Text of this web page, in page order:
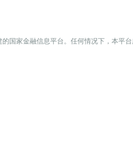
国家金融信息平台。任何情况下，本平